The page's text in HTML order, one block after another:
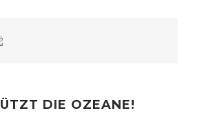
DIE OZEANE!